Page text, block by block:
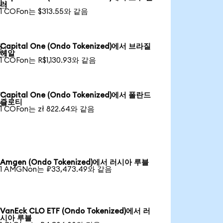
러
1 COFon는 $313.55와 같음
Capital One (Ondo Tokenized)에서 브라질
헤알
1 COFon는 R$1,130.93와 같음
Capital One (Ondo Tokenized)에서 폴란드
즐로티
1 COFon는 zł 822.64와 같음
Amgen (Ondo Tokenized)에서 러시아 루블
1 AMGNon는 ₽33,473.49와 같음
VanEck CLO ETF (Ondo Tokenized)에서 러
시아 루블